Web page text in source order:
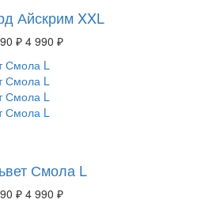
Айскрим XXL
₽ 4 990 ₽
Смола L
₽ 4 990 ₽